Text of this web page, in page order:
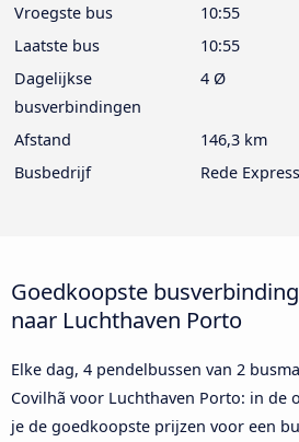
Vroegste bus
10:55
Laatste bus
10:55
Dagelijkse
busverbindingen
4 Ø
Afstand
146,3 km
Busbedrijf
Rede
Goedkoopste
naar Luchthaven Porto
Elke dag, 4 pendelbussen van 2
Covilhã voor Luchthaven Porto: in de
je de goedkoopste prijzen voor een